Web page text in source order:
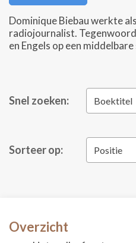
Dominique Biebau werkte
radiojournalist.
en Engels op een
Snel zoeken: Boektitel
Sorteer op: Positie
Overzicht